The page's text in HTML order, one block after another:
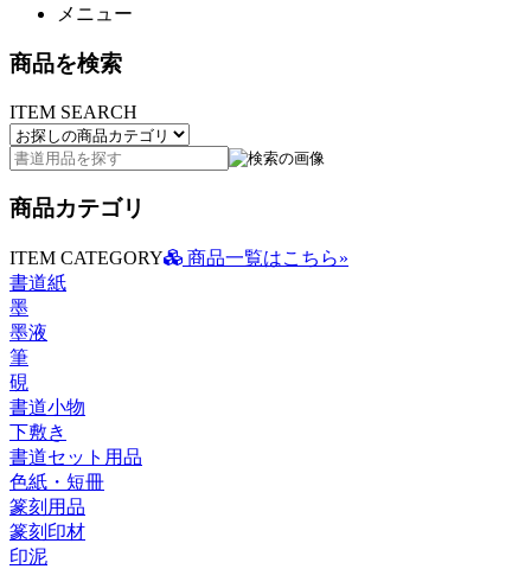
メニュー
商品を検索
ITEM SEARCH
商品カテゴリ
ITEM CATEGORY
商品一覧はこちら»
書道紙
墨
墨液
筆
硯
書道小物
下敷き
書道セット用品
色紙・短冊
篆刻用品
篆刻印材
印泥